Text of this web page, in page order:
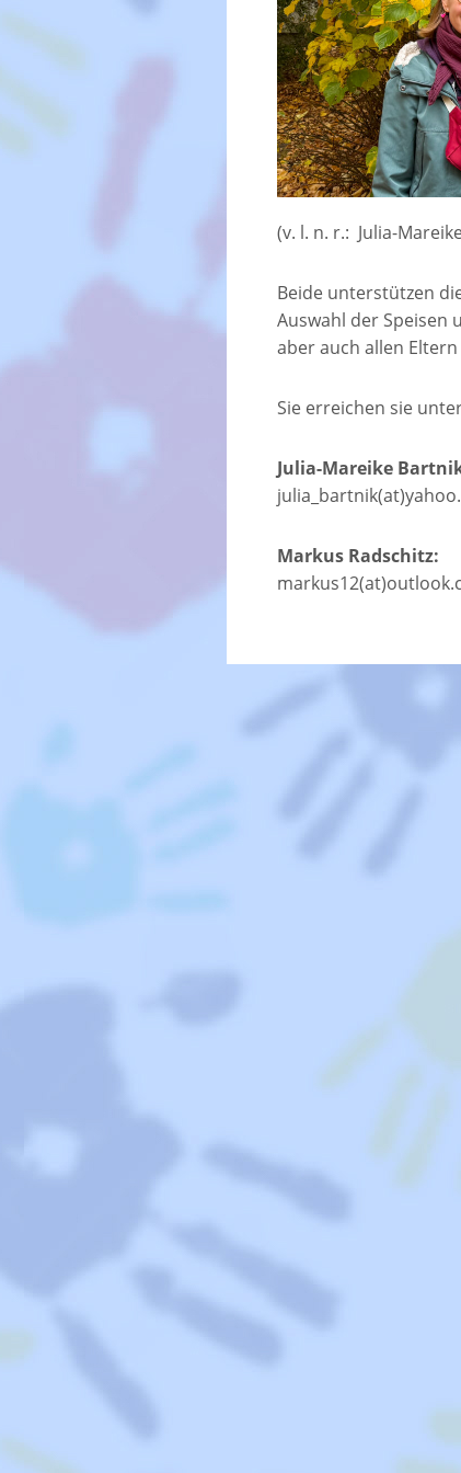
(v. l. n. r.: Julia-
Beide unterstützen
Auswahl der Speisen
aber auch allen
Sie erreichen sie
Julia-Mareike
Markus Radschitz: